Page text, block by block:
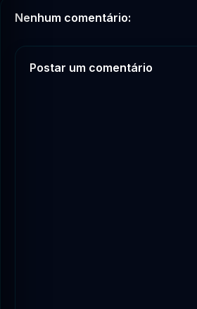
Nenhum comentário:
Postar um comentário